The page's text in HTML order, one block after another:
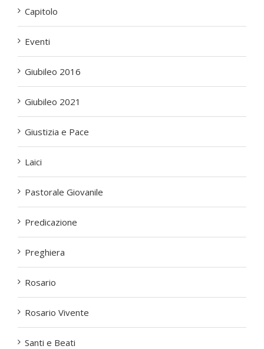
Capitolo
Eventi
Giubileo 2016
Giubileo 2021
Giustizia e Pace
Laici
Pastorale Giovanile
Predicazione
Preghiera
Rosario
Rosario Vivente
Santi e Beati